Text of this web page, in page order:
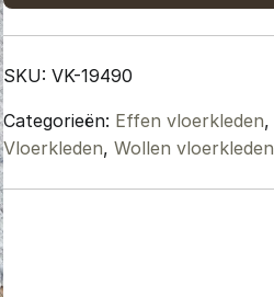
367
-
160
x
230
cm
quantity
SKU: VK-19490
Categorieën: Effen vloerkleden,
Vloerkleden, Wollen vloerkleden